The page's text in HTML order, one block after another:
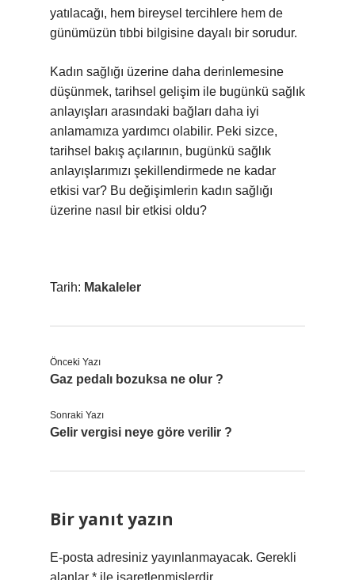
yatılacağı, hem bireysel tercihlere hem de
günümüzün tıbbi bilgisine dayalı bir sorudur.
Kadın sağlığı üzerine daha derinlemesine
düşünmek, tarihsel gelişim ile bugünkü sağlık
anlayışları arasındaki bağları daha iyi
anlamamıza yardımcı olabilir. Peki sizce,
tarihsel bakış açılarının, bugünkü sağlık
anlayışlarımızı şekillendirmede ne kadar
etkisi var? Bu değişimlerin kadın sağlığı
üzerine nasıl bir etkisi oldu?
Tarih: Makaleler
Önceki Yazı
Gaz pedalı bozuksa ne olur ?
Sonraki Yazı
Gelir vergisi neye göre verilir ?
Bir yanıt yazın
E-posta adresiniz yayınlanmayacak. Gerekli
alanlar * ile işaretlenmişlerdir